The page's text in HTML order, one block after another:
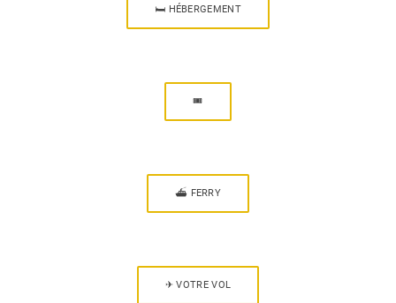
🛏 HÉBERGEMENT
🎟
⛴ FERRY
✈ VOTRE VOL